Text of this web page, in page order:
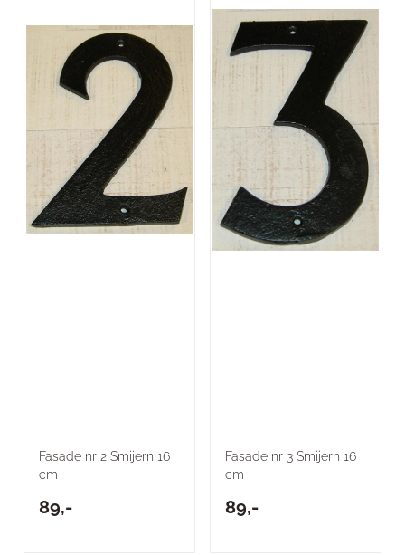
Fasade nr 2 Smijern 16
cm
89,-
Fasade nr 3 Smijern 16
cm
89,-